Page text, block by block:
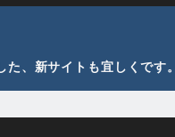
、新サイトも宜しくです。